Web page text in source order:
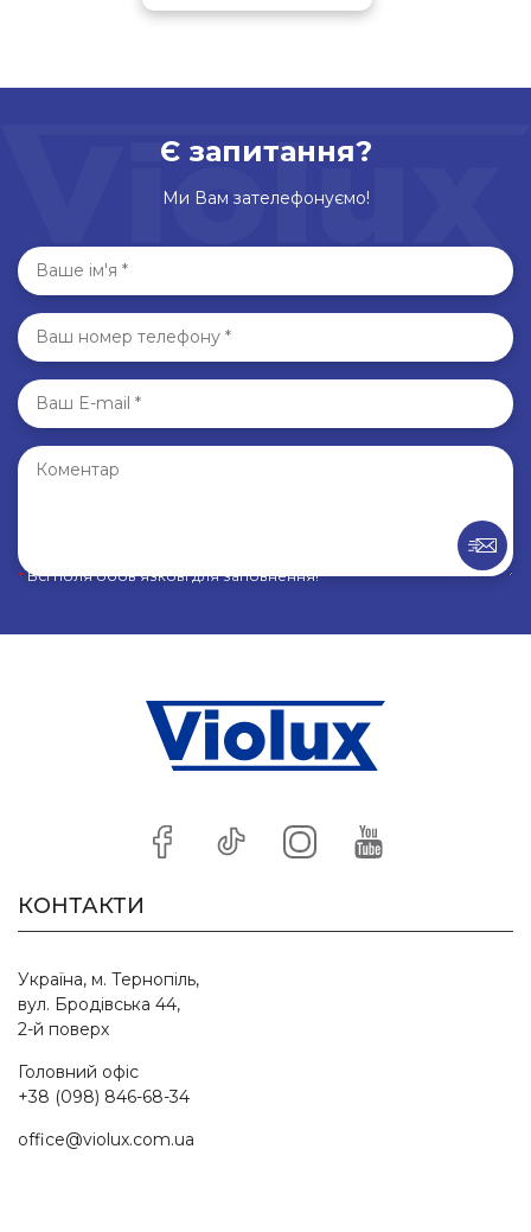
Є запитання?
Ми Вам зателефонуємо!
*Всі поля обов’язкові для заповнення!
КОНТАКТИ
Україна, м. Тернопіль,
вул. Бродівська 44,
2-й поверх
Головний офіс
+38 (098) 846-68-34
office@violux.com.ua